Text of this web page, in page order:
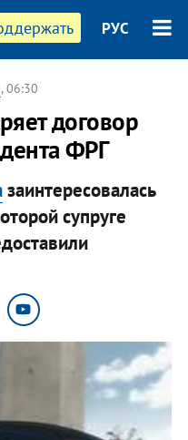
РУС
, 06:30
договор
ФРГ
заинтересовалась
супруге